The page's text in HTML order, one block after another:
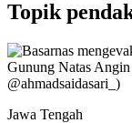
Topik
Jawa Tengah